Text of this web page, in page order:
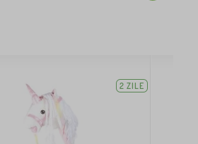
2 ZILE